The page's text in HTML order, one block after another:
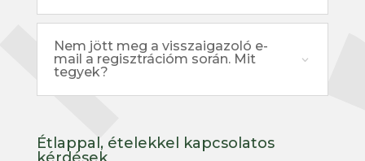
Nem jött meg a visszaigazoló e-
mail a regisztrációm során. Mit
tegyek?
Étlappal, ételekkel kapcsolatos